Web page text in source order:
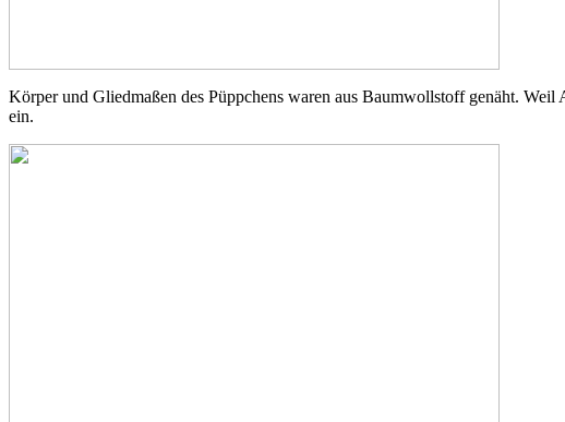
Körper und Gliedmaßen des Püppchens waren aus Baumwollstoff genäht.
ein.